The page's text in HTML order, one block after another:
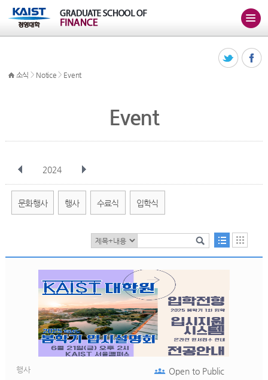
소식 > Notice > Event
Event
2024
전체 1월 2월 4월 5월 6월
문화행사 행사 수료식 입학식
행사 Open toPublic